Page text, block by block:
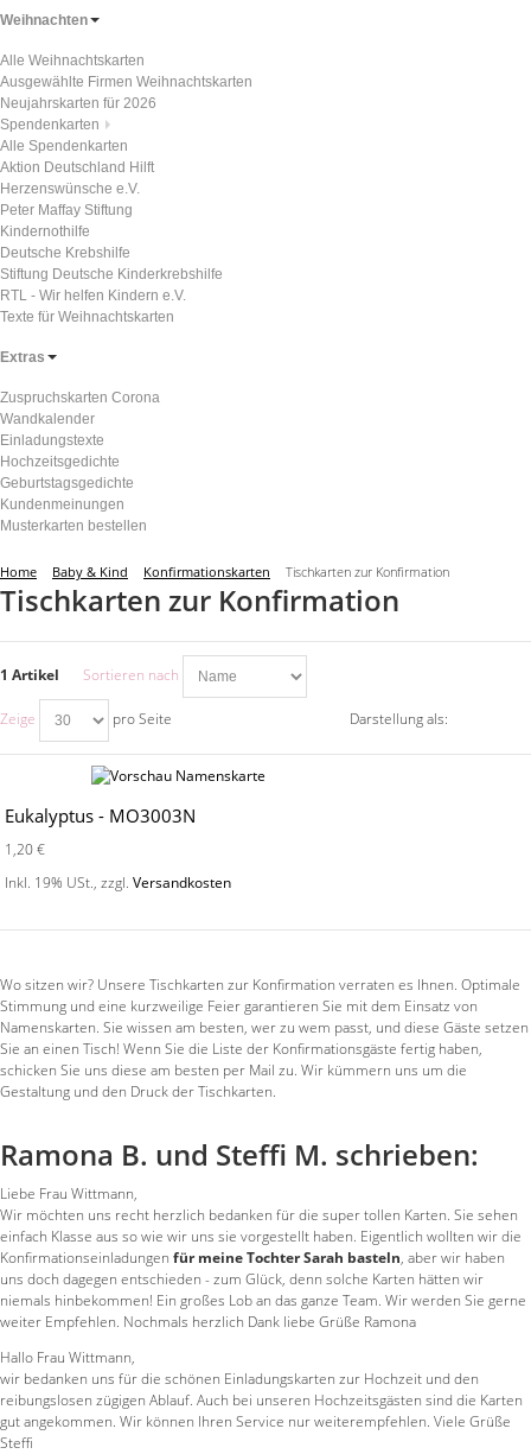
Weihnachten
Alle Weihnachtskarten
Ausgewählte Firmen Weihnachtskarten
Neujahrskarten für 2026
Spendenkarten
Alle Spendenkarten
Aktion Deutschland Hilft
Herzenswünsche e.V.
Peter Maffay Stiftung
Kindernothilfe
Deutsche Krebshilfe
Stiftung Deutsche Kinderkrebshilfe
RTL - Wir helfen Kindern e.V.
Texte für Weihnachtskarten
Extras
Zuspruchskarten Corona
Wandkalender
Einladungstexte
Hochzeitsgedichte
Geburtstagsgedichte
Kundenmeinungen
Musterkarten bestellen
Home Baby & Kind Konfirmationskarten Tischkarten zur Konfirmation
Tischkarten zur Konfirmation
1 Artikel Sortieren nach
Zeige pro Seite Darstellung als:
Eukalyptus - MO3003N
1,20 €
Inkl. 19% USt.,zzgl.Versandkosten
Wo sitzen wir? Unsere Tischkarten zur Konfirmation verraten es Ihnen. Optimale
Stimmung und eine kurzweilige Feier garantieren Sie mit dem Einsatz von
Namenskarten. Sie wissen am besten, wer zu wem passt, und diese Gäste setzen
Sie an einen Tisch! Wenn Sie die Liste der Konfirmationsgäste fertig haben,
schicken Sie uns diese am besten per Mail zu. Wir kümmern uns um die
Gestaltung und den Druck der Tischkarten.
Ramona B. und Steffi M. schrieben:
Liebe Frau Wittmann,
Wir möchten uns recht herzlich bedanken für die super tollen Karten. Sie sehen
einfach Klasse aus so wie wir uns sie vorgestellt haben. Eigentlich wollten wir die
Konfirmationseinladungen für meine Tochter Sarah basteln, aber wir haben
uns doch dagegen entschieden - zum Glück, denn solche Karten hätten wir
niemals hinbekommen! Ein großes Lob an das ganze Team. Wir werden Sie gerne
weiter Empfehlen. Nochmals herzlich Dank liebe Grüße Ramona
Hallo Frau Wittmann,
wir bedanken uns für die schönen Einladungskarten zur Hochzeit und den
reibungslosen zügigen Ablauf. Auch bei unseren Hochzeitsgästen sind die Karten
gut angekommen. Wir können Ihren Service nur weiterempfehlen. Viele Grüße
Steffi